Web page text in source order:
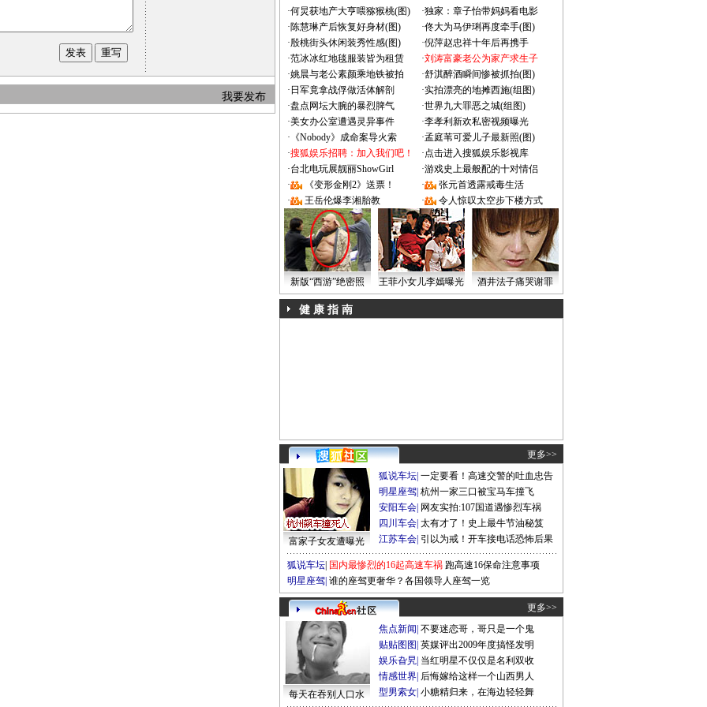
我要发布
·何炅获地产大亨喂猕猴桃(图) ·独家：章子怡带妈妈看电影
·陈慧琳产后恢复好身材(图) ·佟大为马伊琍再度牵手(图)
·殷桃街头休闲装秀性感(图) ·倪萍赵忠祥十年后再携手
·范冰冰红地毯服装皆为租赁 ·刘涛富豪老公为家产求生子
·姚晨与老公素颜乘地铁被拍 ·舒淇醉酒瞬间惨被抓拍(图)
· 日军竟拿战俘做活体解剖 ·实拍漂亮的地摊西施(组图)
·盘点网坛大腕的暴烈脾气 ·世界九大罪恶之城(组图)
·美女办公室遭遇灵异事件 ·李孝利新欢私密视频曝光
· 《Nobody》成命案导火索 ·孟庭苇可爱儿子最新照(图)
·搜狐娱乐招聘：加入我们吧！ ·点击进入搜狐娱乐影视库
·台北电玩展靓丽ShowGirl ·游戏史上最般配的十对情侣
·
《变形金刚2》送票！ ·
张元首透露戒毒生活
·
王岳伦爆李湘胎教 · 令人惊叹太空步下楼方式
新版“西游”绝密照 王菲小女儿李嫣曝光 酒井法子痛哭谢罪
健 康 指 南
更多>>
富家子女友遭曝光
狐说车坛 一定要看！高速交警的吐血忠告
明星座驾 杭州一家三口被宝马车撞飞
安阳车会 网友实拍:107国道遇惨烈车祸
四川车会 太有才了！史上最牛节油秘笈
江苏车会 引以为戒！开车接电话恐怖后果
狐说车坛 国内最惨烈的16起高速车祸 跑高速16保命注意事项
明星座驾 谁的座驾更奢华？各国领导人座驾一览
更多>>
每天在吞别人口水
焦点新闻 不要迷恋哥，哥只是一个鬼
贴贴图图 英媒评出2009年度搞怪发明
娱乐旮旯 当红明星不仅仅是名利双收
情感世界 后悔嫁给这样一个山西男人
型男索女 小糖精归来，在海边轻轻舞